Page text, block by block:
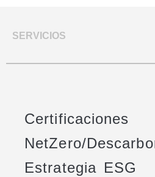
SERVICIOS
Certificaciones
NetZero/
Estrategia ESG